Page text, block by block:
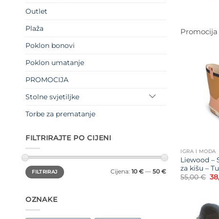
Outlet
Plaža
Poklon bonovi
Poklon umatanje
PROMOCIJA
Stolne svjetiljke
Torbe za prematanje
FILTRIRAJTE PO CIJENI
Min
cijena
Maks
cijenaFILTRIRAJ Cijena: 10 €— 50 €
OZNAKE
Promocija
IGRA I MODA
Liewood –
za kišu –
55,00€